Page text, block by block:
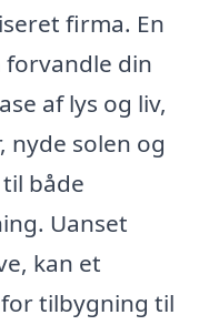
firma. En
din
af lys og liv,
nyde solen og
både
Uanset
kan et
tilbygning til